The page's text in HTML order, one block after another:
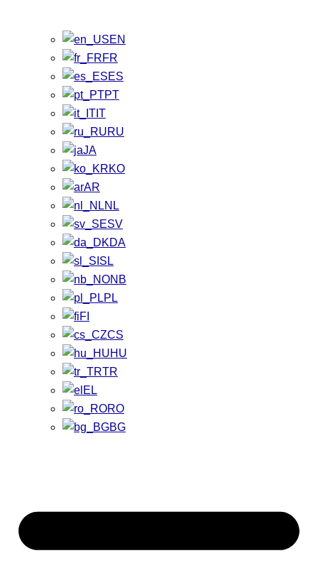
EN
FR
ES
PT
IT
RU
JA
KO
AR
NL
SV
DA
SL
NB
PL
FI
CS
HU
TR
EL
RO
BG